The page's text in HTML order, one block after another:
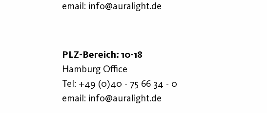
email: info@auralight.de
PLZ-Bereich: 10-18
Hamburg Office
Tel: +49 (0)40 - 75 66 34 - 0
email: info@auralight.de